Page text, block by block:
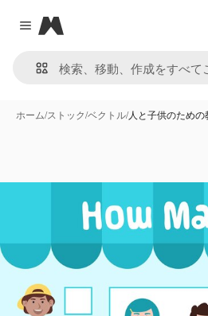
Close menu
Magnific
ホーム/ストック/ベクトル/人と子供のため